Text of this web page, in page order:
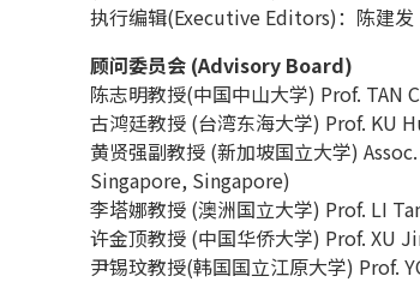
执行编辑(Executive Editors)：陈建
顾问委员会 (Advisory Board)
陈志明教授(中国中山大学) Prof. TAN
古鸿廷教授 (台湾东海大学) Prof. KU
黄贤强副教授 (新加坡国立大学)
Singapore, Singapore)
李塔娜教授 (澳洲国立大学) Prof. LI
许金顶教授 (中国华侨大学) Prof. XU
尹锡玟教授(韩国国立江原大学) Prof.